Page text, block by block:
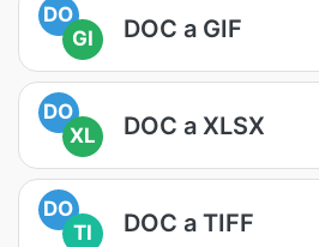
DO
GI
DOC a GIF
DO
XL
DOC a XLSX
DO
TI
DOC a TIFF